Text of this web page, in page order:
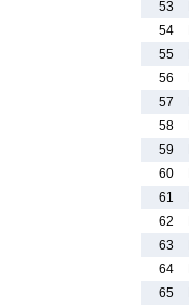
53
54
55
56
57
58
59
60
61
62
63
64
65